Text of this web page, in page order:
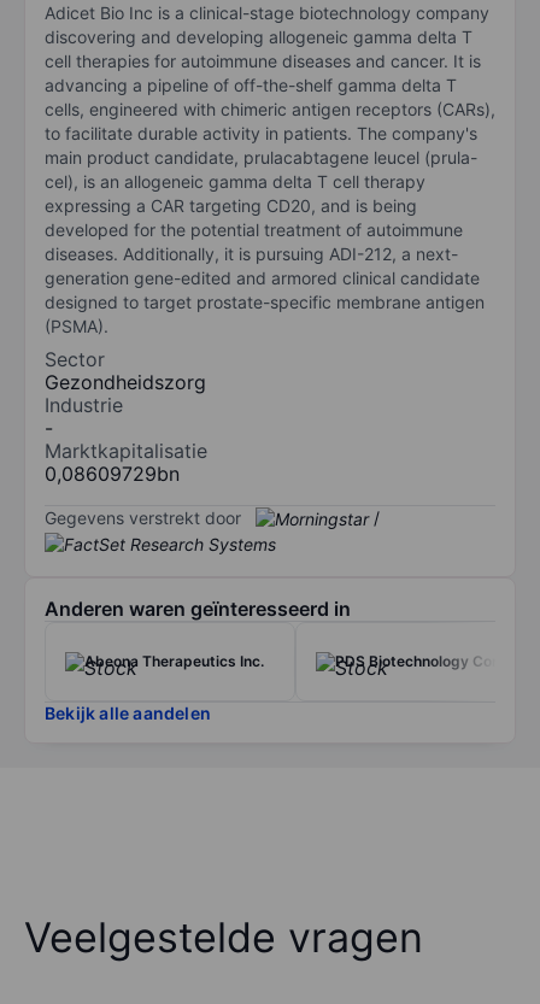
Adicet Bio Inc is a clinical-stage biotechnology company
discovering and developing allogeneic gamma delta T
cell therapies for autoimmune diseases and cancer. It is
advancing a pipeline of off-the-shelf gamma delta T
cells, engineered with chimeric antigen receptors (CARs),
to facilitate durable activity in patients. The company's
main product candidate, prulacabtagene leucel (prula-
cel), is an allogeneic gamma delta T cell therapy
expressing a CAR targeting CD20, and is being
developed for the potential treatment of autoimmune
diseases. Additionally, it is pursuing ADI-212, a next-
generation gene-edited and armored clinical candidate
designed to target prostate-specific membrane antigen
(PSMA).
Sector
Gezondheidszorg
Industrie
-
Marktkapitalisatie
0,08609729bn
Gegevens verstrekt door /
Anderen waren geïnteresseerd in
Abeona Therapeutics Inc. PDS Biotechnology Corp.
Bekijk alle aandelen
Veelgestelde vragen